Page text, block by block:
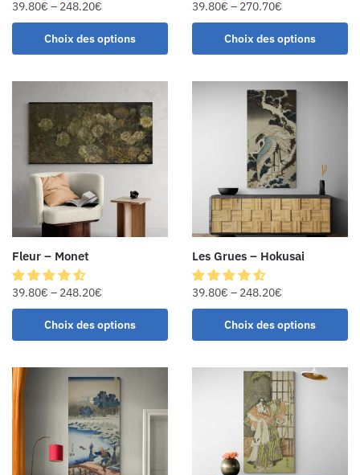
39.80€ – 248.20€
Choix des options
39.80€ – 270.70€
Choix des options
Fleur – Monet
39.80€ – 248.20€
Choix des options
Les Grues – Hokusai
39.80€ – 248.20€
Choix des options